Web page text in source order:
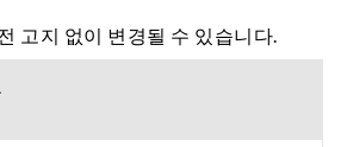
고지 없이 변경될 수 있습니다.